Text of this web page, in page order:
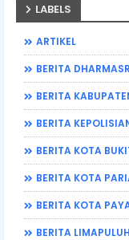
LABELS
ARTIKEL
BERITA
BERITA
BERITA
BERITA KOTA
BERITA KOTA
BERITA KOTA
BERITA